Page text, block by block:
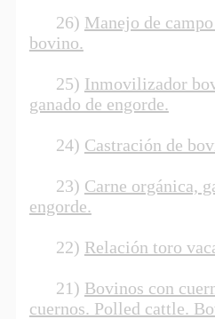
26) Manejo de
bovino.
25) Inmovilizador
ganado de engorde.
24) Castración de
23) Carne orgánica,
engorde.
22) Relación toro
21) Bovinos con
cuernos. Polled cattle.